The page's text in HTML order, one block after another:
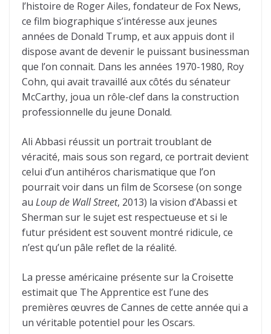
l’histoire de Roger Ailes, fondateur de Fox News,
ce film biographique s’intéresse aux jeunes
années de Donald Trump, et aux appuis dont il
dispose avant de devenir le puissant businessman
que l’on connait. Dans les années 1970-1980, Roy
Cohn, qui avait travaillé aux côtés du sénateur
McCarthy, joua un rôle-clef dans la construction
professionnelle du jeune Donald.
Ali Abbasi réussit un portrait troublant de
véracité, mais sous son regard, ce portrait devient
celui d’un antihéros charismatique que l’on
pourrait voir dans un film de Scorsese (on songe
au Loup de Wall Street, 2013) la vision d’Abassi et
Sherman sur le sujet est respectueuse et si le
futur président est souvent montré ridicule, ce
n’est qu’un pâle reflet de la réalité.
La presse américaine présente sur la Croisette
estimait que The Apprentice est l’une des
premières œuvres de Cannes de cette année qui a
un véritable potentiel pour les Oscars.